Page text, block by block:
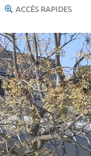
ACCÈS RAPIDES